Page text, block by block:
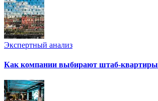
Экспертный анализ
Как компании выбирают штаб-квартиры